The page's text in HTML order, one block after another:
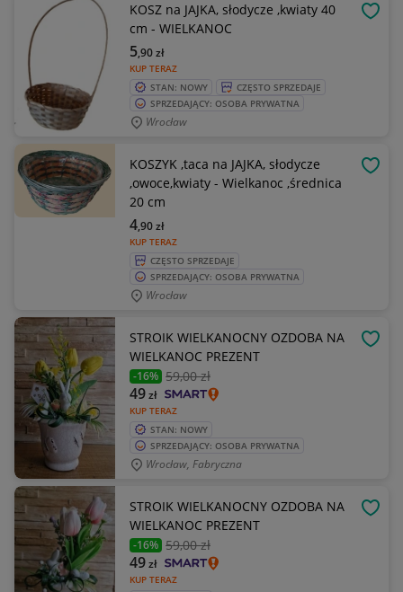
KOSZ na JAJKA, słodycze ,kwiaty 40
cm - WIELKANOC
KUP TERAZ
5,90zł
STAN: NOWY
CZĘSTO SPRZEDAJE
SPRZEDAJĄCY: OSOBA PRYWATNA
Wrocław
KOSZYK ,taca na JAJKA, słodycze
,owoce,kwiaty - Wielkanoc ,średnica
20 cm
KUP TERAZ
4,90zł
CZĘSTO SPRZEDAJE
SPRZEDAJĄCY: OSOBA PRYWATNA
Wrocław
STROIK WIELKANOCNY OZDOBA NA
WIELKANOC PREZENT
-16% 59,00 zł
KUP TERAZ
49zł
STAN: NOWY
SPRZEDAJĄCY: OSOBA PRYWATNA
Wrocław, Fabryczna
STROIK WIELKANOCNY OZDOBA NA
WIELKANOC PREZENT
-16% 59,00 zł
KUP TERAZ
49zł